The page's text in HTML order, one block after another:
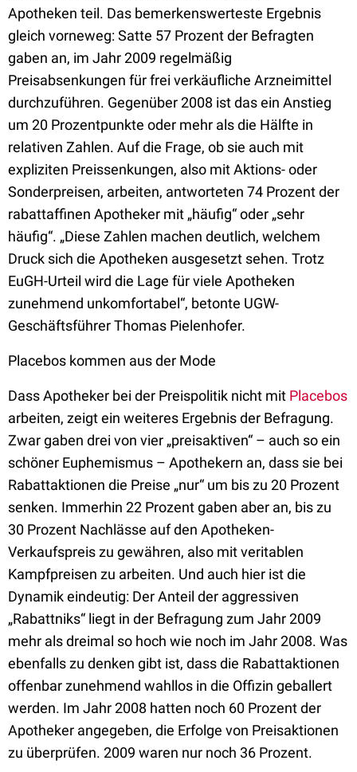
Apotheken teil. Das bemerkenswerteste Ergebnis
gleich vorneweg: Satte 57 Prozent der Befragten
gaben an, im Jahr 2009 regelmäßig
Preisabsenkungen für frei verkäufliche Arzneimittel
durchzuführen. Gegenüber 2008 ist das ein Anstieg
um 20 Prozentpunkte oder mehr als die Hälfte in
relativen Zahlen. Auf die Frage, ob sie auch mit
expliziten Preissenkungen, also mit Aktions- oder
Sonderpreisen, arbeiten, antworteten 74 Prozent der
rabattaffinen Apotheker mit „häufig“ oder „sehr
häufig“. „Diese Zahlen machen deutlich, welchem
Druck sich die Apotheken ausgesetzt sehen. Trotz
EuGH-Urteil wird die Lage für viele Apotheken
zunehmend unkomfortabel“, betonte UGW-
Geschäftsführer Thomas Pielenhofer.
Placebos kommen aus der Mode
Dass Apotheker bei der Preispolitik nicht mit Placebos
arbeiten, zeigt ein weiteres Ergebnis der Befragung.
Zwar gaben drei von vier „preisaktiven“ – auch so ein
schöner Euphemismus – Apothekern an, dass sie bei
Rabattaktionen die Preise „nur“ um bis zu 20 Prozent
senken. Immerhin 22 Prozent gaben aber an, bis zu
30 Prozent Nachlässe auf den Apotheken-
Verkaufspreis zu gewähren, also mit veritablen
Kampfpreisen zu arbeiten. Und auch hier ist die
Dynamik eindeutig: Der Anteil der aggressiven
„Rabattniks“ liegt in der Befragung zum Jahr 2009
mehr als dreimal so hoch wie noch im Jahr 2008. Was
ebenfalls zu denken gibt ist, dass die Rabattaktionen
offenbar zunehmend wahllos in die Offizin geballert
werden. Im Jahr 2008 hatten noch 60 Prozent der
Apotheker angegeben, die Erfolge von Preisaktionen
zu überprüfen. 2009 waren nur noch 36 Prozent.